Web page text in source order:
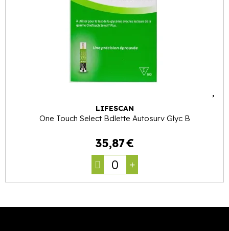
LIFESCAN
One Touch Select Bdlette Autosurv Glyc B
35,87€
0